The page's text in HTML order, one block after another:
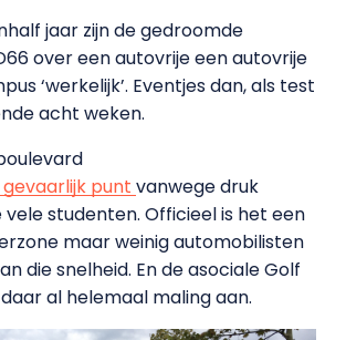
jaar zijn de gedroomde
over een autovrije een autovrije
‘werkelijk’. Eventjes dan, als test
acht weken.
punt vanwege druk
studenten. Officieel is het een
maar weinig automobilisten
die snelheid. En de asociale Golf
al helemaal maling aan.